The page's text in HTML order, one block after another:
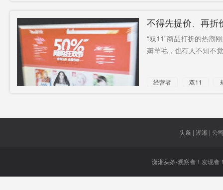
不得先提价、再折
“双11”商品打折的热潮
薅羊毛，也有人不知不
经营者 双11
头条 | 湖湘 | 公
潇湘头条-观察者！发现者